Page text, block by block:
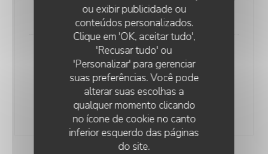
ou exibir publicidade ou
conteúdos personalizados.
Clique em 'OK, aceitar tudo',
'Recusar tudo' ou
'Personalizar' para gerenciar
suas preferências. Você pode
alterar suas escolhas a
qualquer momento clicando
no ícone de cookie no canto
inferior esquerdo das páginas
do site.
16,00 EUR
Daniela
Mozza di Bufala, roquette, tomates cerises, filet de
crème balsamique, huile d’olive, aubergines,
courgettes, poivrons, champignons
13,00 EUR
MAMMA MITA